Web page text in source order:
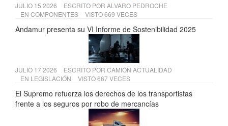
JULIO 15 2026 ESCRITO POR ALVARO PEDROCHE
EN COMPONENTES VISTO 669 VECES
Andamur presenta su VI Informe de Sostenibilidad 2025
JULIO 17 2026 ESCRITO POR CAMIÓN ACTUALIDAD
EN LEGISLACIÓN VISTO 667 VECES
El Supremo refuerza los derechos de los transportistas
frente a los seguros por robo de mercancías